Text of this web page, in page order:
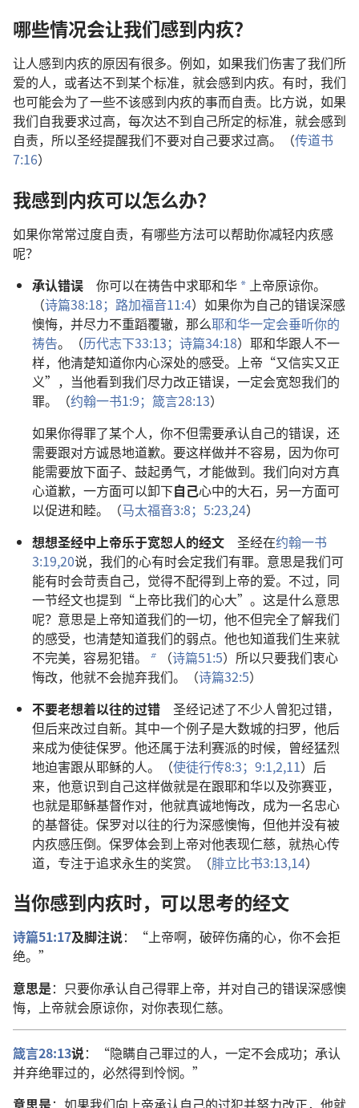
哪些情况会让我们感到内疚？
让人感到内疚的原因有很多。例如，如果我们伤害了我们所
爱的人，或者达不到某个标准，就会感到内疚。有时，我们
也可能会为了一些不该感到内疚的事而自责。比方说，如果
我们自我要求过高，每次达不到自己所定的标准，就会感到
自责，所以圣经提醒我们不要对自己要求过高。（传道书
7:16）
我感到内疚可以怎么办？
如果你常常过度自责，有哪些方法可以帮助你减轻内疚感
呢？
承认错误 你可以在祷告中求耶和华 a 上帝原谅你。
（诗篇38:18； 路加福音11:4）如果你为自己的错误深感
懊悔，并尽力不重蹈覆辙，那么耶和华一定会垂听你的
祷告。（历代志下33:13； 诗篇34:18）耶和华跟人不一
样，他清楚知道你内心深处的感受。上帝“又信实又正
义”，当他看到我们尽力改正错误，一定会宽恕我们的
罪。（约翰一书1:9； 箴言28:13）
如果你得罪了某个人，你不但需要承认自己的错误，还
需要跟对方诚恳地道歉。要这样做并不容易，因为你可
能需要放下面子、鼓起勇气，才能做到。我们向对方真
心道歉，一方面可以卸下自己心中的大石，另一方面可
以促进和睦。（马太福音3:8； 5:23,24）
想想圣经中上帝乐于宽恕人的经文 圣经在约翰一书
3:19,20说，我们的心有时会定我们有罪。意思是我们可
能有时会苛责自己，觉得不配得到上帝的爱。不过，同
一节经文也提到“上帝比我们的心大”。这是什么意思
呢？意思是上帝知道我们的一切，他不但完全了解我们
的感受，也清楚知道我们的弱点。他也知道我们生来就
不完美，容易犯错。
b （诗篇51:5）所以只要我们衷心
悔改，他就不会抛弃我们。（诗篇32:5）
不要老想着以往的过错 圣经记述了不少人曾犯过错，
但后来改过自新。其中一个例子是大数城的扫罗，他后
来成为使徒保罗。他还属于法利赛派的时候，曾经猛烈
地迫害跟从耶稣的人。（使徒行传8:3； 9:1,2,11）后
来，他意识到自己这样做就是在跟耶和华以及弥赛亚，
也就是耶稣基督作对，他就真诚地悔改，成为一名忠心
的基督徒。保罗对以往的行为深感懊悔，但他并没有被
内疚感压倒。保罗体会到上帝对他表现仁慈，就热心传
道，专注于追求永生的奖赏。（腓立比书3:13,14）
当你感到内疚时，可以思考的经文
诗篇51:17及脚注说：“上帝啊，破碎伤痛的心，你不会拒
绝。”
意思是：只要你承认自己得罪上帝，并对自己的错误深感懊
悔，上帝就会原谅你，对你表现仁慈。
箴言28:13说：“隐瞒自己罪过的人，一定不会成功；承认
并弃绝罪过的，必然得到怜悯。”
意思是：如果我们向上帝承认自己的过犯并努力改正，他就